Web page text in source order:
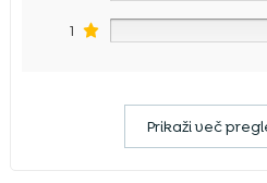
1
Prikaži več